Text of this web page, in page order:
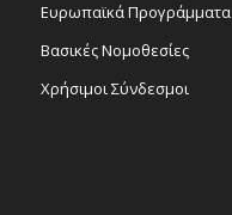
Ευρωπαϊκά Προγράμματα
Βασικές Νομοθεσίες
Χρήσιμοι Σύνδεσμοι